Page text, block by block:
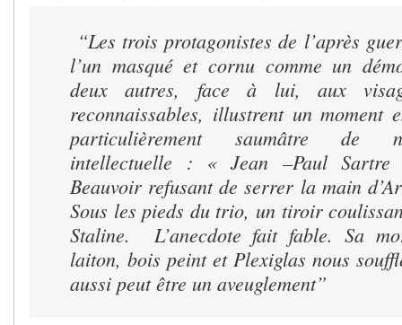
“Les trois protagonistes de l’après
l’un masqué et cornu comme un
deux autres, face à lui, aux
reconnaissables, illustrent un moment
particulièrement saumâtre de
intellectuelle : « Jean –Paul Sartre
Beauvoir refusant de serrer la main
Sous les pieds du trio, un tiroir
Staline. L’anecdote fait fable. Sa
laiton, bois peint et Plexiglas nous
aussi peut être un aveuglement”